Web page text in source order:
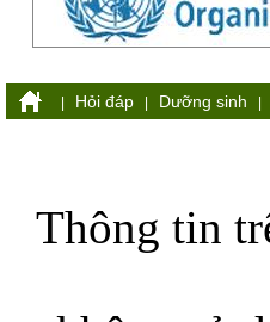
Hỏi đáp Dưỡng sinh
Thông tin